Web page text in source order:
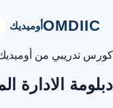
OMDIICأوميديك
كورس تدريبي من
دبلومة الادارة